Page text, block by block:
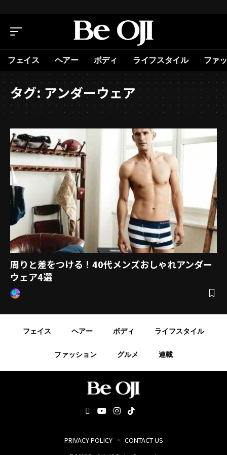
フェイス ヘアー ボディ ライフスタイル ファ
タグ:アンダーウェア
周りと差をつける！40代メンズおしゃれアンダー
ウェア4選
フェイス ヘアー ボディ ライフスタイル
ファッション グルメ 連載
PRIVACY POLICY CONTACT US